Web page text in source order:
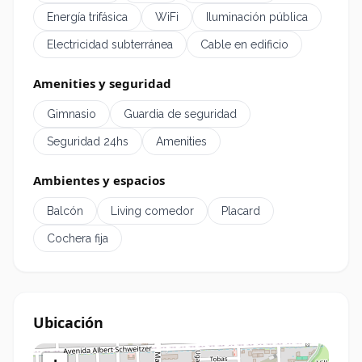
✓
2 baños completos con terminaciones de
primera línea.
vitrocerámico.
Carpinterías Aluar A40 con DVH, pisos símil
madera y calefacción por radiadores.
✓ Excelente iluminación natural y ventilación
cruzada.
Amenities del complejo
✓
Piscina con solárium.
✓ Espacios verdes parquizados.
Diferencial que brinda comodidad y servicios
Energía trifásica WiFi Iluminación pública
Electricidad subterránea Cable en edificio
Amenities y seguridad
Gimnasio Guardia de seguridad
Seguridad 24hs Amenities
Ambientes y espacios
Balcón Living comedor Placard
Cochera fija
Ubicación